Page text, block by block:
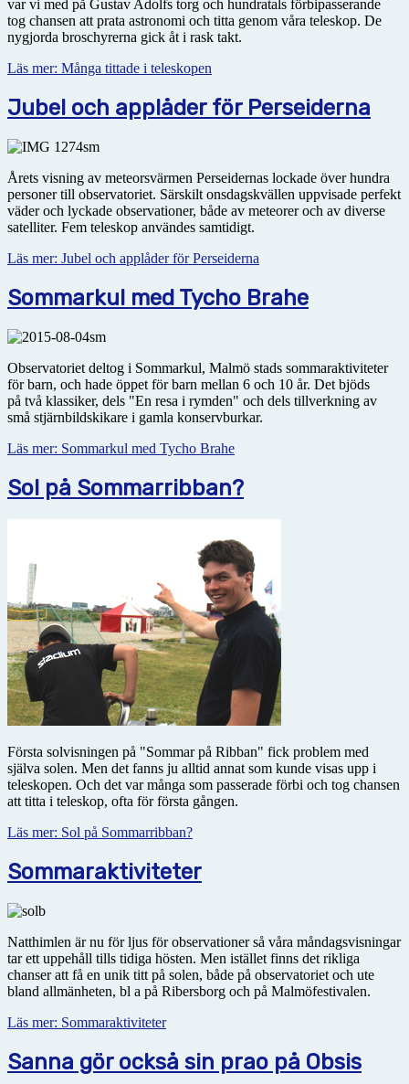
var vi med på Gustav Adolfs torg och hundratals förbipasserande
tog chansen att prata astronomi och titta genom våra teleskop. De
nygjorda broschyrerna gick åt i rask takt.
Läs mer: Många tittade i teleskopen
Jubel och applåder för Perseiderna
Årets visning av meteorsvärmen Perseidernas lockade över hundra
personer till observatoriet. Särskilt onsdagskvällen uppvisade perfekt
väder och lyckade observationer, både av meteorer och av diverse
satelliter. Fem teleskop användes samtidigt.
Läs mer: Jubel och applåder för Perseiderna
Sommarkul med Tycho Brahe
Observatoriet deltog i Sommarkul, Malmö stads sommaraktiviteter
för barn, och hade öppet för barn mellan 6 och 10 år. Det bjöds
på två klassiker, dels "En resa i rymden" och dels tillverkning av
små stjärnbildskikare i gamla konservburkar.
Läs mer: Sommarkul med Tycho Brahe
Sol på Sommarribban?
Första solvisningen på "Sommar på Ribban" fick problem med
själva solen. Men det fanns ju alltid annat som kunde visas upp i
teleskopen. Och det var många som passerade förbi och tog chansen
att titta i teleskop, ofta för första gången.
Läs mer: Sol på Sommarribban?
Sommaraktiviteter
Natthimlen är nu för ljus för observationer så våra måndagsvisningar
tar ett uppehåll tills tidiga hösten. Men istället finns det rikliga
chanser att få en unik titt på solen, både på observatoriet och ute
bland allmänheten, bl a på Ribersborg och på Malmöfestivalen.
Läs mer: Sommaraktiviteter
Sanna gör också sin prao på Obsis